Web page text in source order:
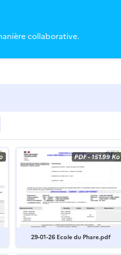
collaborative.
PDF-151.99 Ko
29-01-26 Ecole du Phare.pdf